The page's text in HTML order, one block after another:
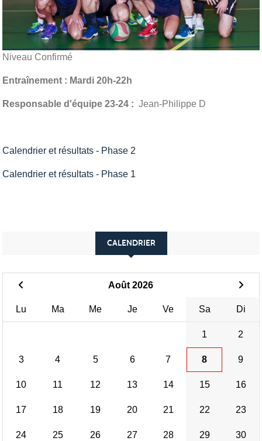
Niveau Confirmé
Entraînement : Mardi 20h-22h
Responsable d'équipe 23-24 : Jean-Philippe D
Calendrier et résultats - Phase 2
Calendrier et résultats - Phase 1
CALENDRIER
Août 2026
Lu Ma Me Je Ve Sa Di
1 2
3 4 5 6 7 8 9
10 11 12 13 14 15 16
17 18 19 20 21 22 23
24 25 26 27 28 29 30